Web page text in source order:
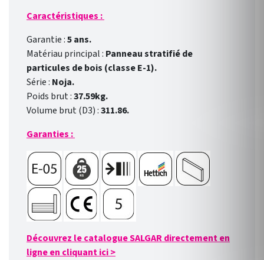
Caractéristiques :
Garantie :5 ans.
Matériau principal : Panneau stratifié de
particules de bois (classe E-1).
Série : Noja.
Poids brut :37.59kg.
Volume brut (D3) :311.86.
Garanties :
Découvrez le catalogue SALGAR directement en
ligne en cliquant ici>